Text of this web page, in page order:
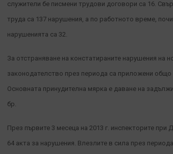
служители бе писмени трудови договори са 16.
труда са 137 нарушения, а по работното време,
нарушенията са 32.
За отстраняване на констатираните нарушения на
законодателство през периода са приложени общо
Основната принудителна мярка е даване на
бр.
През първите 3 месеца на 2013 г. инспекторите при
64 акта за нарушения. Влезлите в сила през